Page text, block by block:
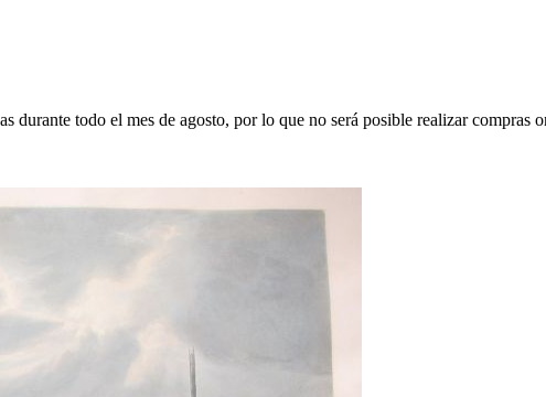
durante todo el mes de agosto, por lo que no será posible realizar compras